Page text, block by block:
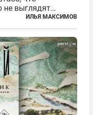
не выглядят
ненависти к
новый случай
ИЛЬЯ МАКСИМОВ